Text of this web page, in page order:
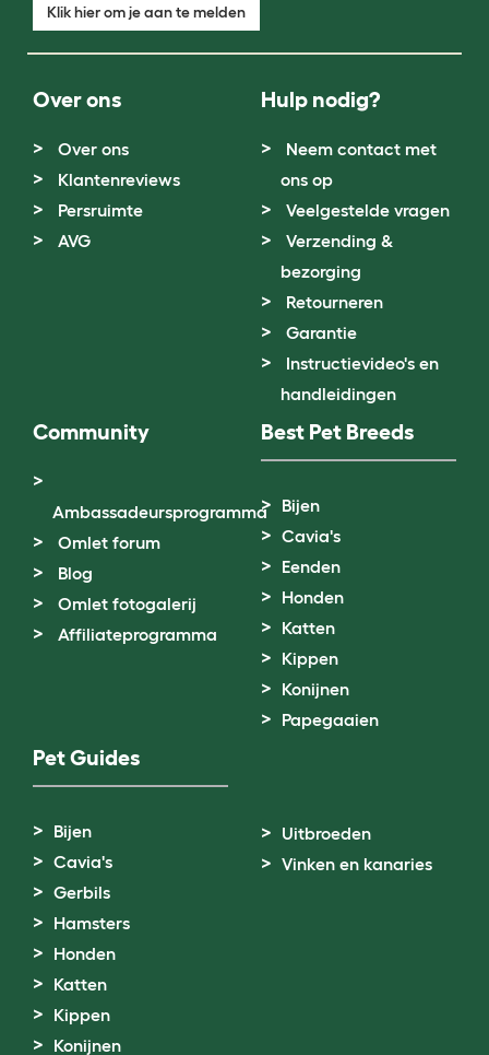
Klik hier om je aan te melden
Over ons
Over ons
Klantenreviews
Persruimte
AVG
Hulp nodig?
Neem contact met
ons op
Veelgestelde vragen
Verzending &
bezorging
Retourneren
Garantie
Instructievideo's en
handleidingen
Community
Ambassadeursprogramma
Omlet forum
Blog
Omlet fotogalerij
Affiliateprogramma
Best Pet Breeds
Bijen
Cavia's
Eenden
Honden
Katten
Kippen
Konijnen
Papegaaien
Pet Guides
Bijen
Cavia's
Gerbils
Hamsters
Honden
Katten
Kippen
Konijnen
Uitbroeden
Vinken en kanaries